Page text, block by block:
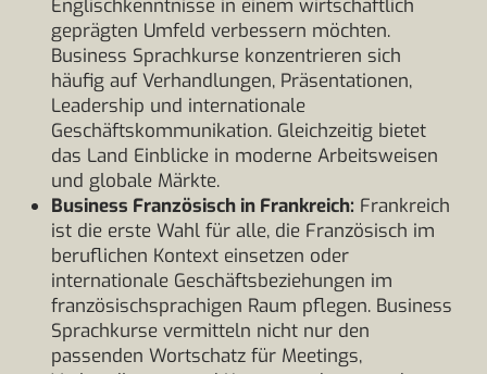
Englischkenntnisse in einem wirtschaftlich
geprägten Umfeld verbessern möchten.
Business Sprachkurse konzentrieren sich
häufig auf Verhandlungen, Präsentationen,
Leadership und internationale
Geschäftskommunikation. Gleichzeitig bietet
das Land Einblicke in moderne Arbeitsweisen
und globale Märkte.
Business Französisch in Frankreich: Frankreich
ist die erste Wahl für alle, die Französisch im
beruflichen Kontext einsetzen oder
internationale Geschäftsbeziehungen im
französischsprachigen Raum pflegen. Business
Sprachkurse vermitteln nicht nur den
passenden Wortschatz für Meetings,